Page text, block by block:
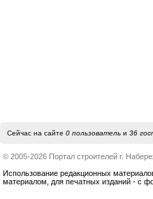
Сейчас на сайте 0 пользовательи 36
© 2005-2026 Портал строителей г.
Использование редакционных
материалом, для печатных изданий - с